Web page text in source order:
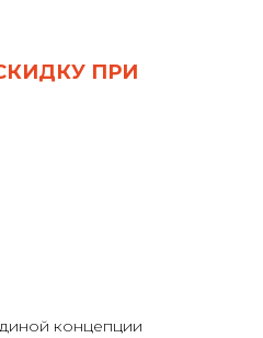
ПРИ
концепции